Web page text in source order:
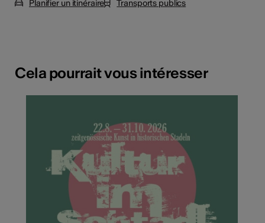
Planifier un itinéraire
Transports publics
Cela pourrait vous intéresser